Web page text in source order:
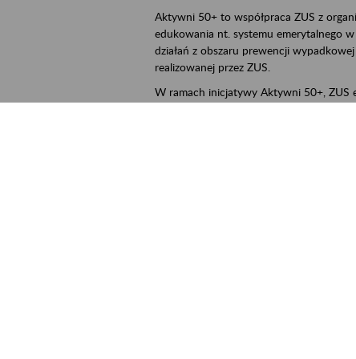
Aktywni 50+ to współpraca ZUS z
edukowania nt. systemu emerytalnego
działań z obszaru prewencji
realizowanej przez ZUS.
W ramach inicjatywy Aktywni 50+, ZUS